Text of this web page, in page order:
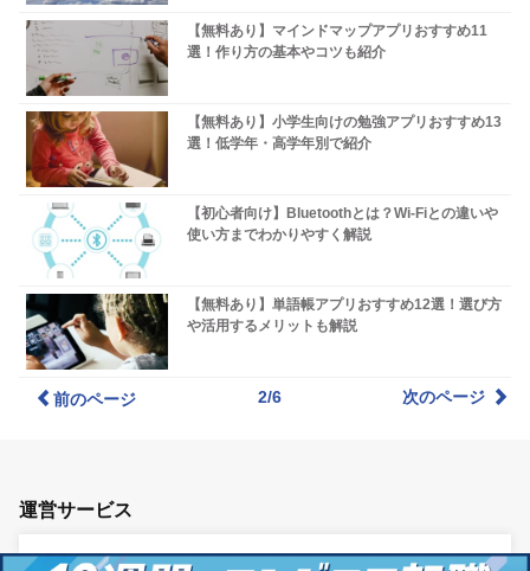
【無料あり】マインドマップアプリおすすめ11
選！作り方の基本やコツも紹介
【無料あり】小学生向けの勉強アプリおすすめ13
選！低学年・高学年別で紹介
【初心者向け】Bluetoothとは？Wi-Fiとの違いや
使い方までわかりやすく解説
【無料あり】単語帳アプリおすすめ12選！選び方
や活用するメリットも解説
前のページ 2/6 次のページ
運営サービス